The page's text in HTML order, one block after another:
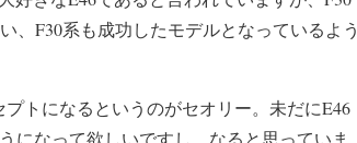
、F30系も成功したモデルとなっているよう
トになるというのがセオリー。未だにE46
になって欲しいですし、なると思っていま